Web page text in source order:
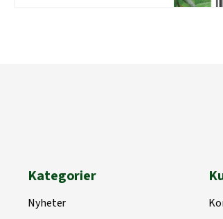
Kategorier
Nyheter